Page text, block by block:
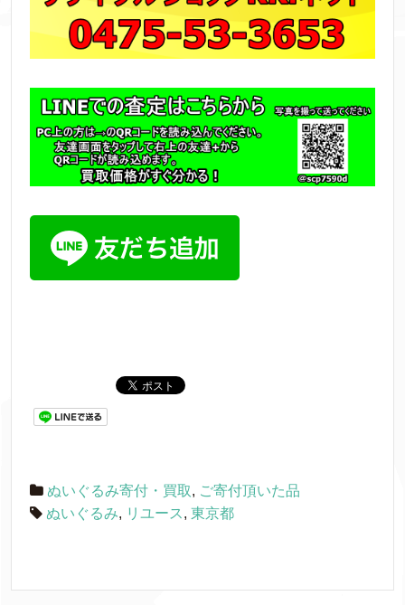
ぬいぐるみ寄付・買取, ご寄付頂いた品
ぬいぐるみ, リユース , 東京都